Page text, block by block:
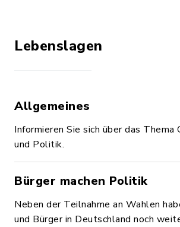
Lebenslagen
Allgemeines
Informieren Sie sich über das
und Politik.
Bürger machen Politik
Neben der Teilnahme an Wahlen
und Bürger in Deutschland noch